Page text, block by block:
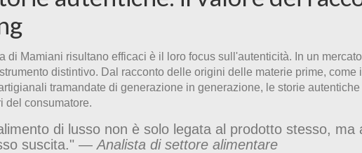
di Mamiani risultano efficaci è il loro focus sull'autenticità. In un
distintivo. Dal racconto delle origini delle materie prime, come i
tramandate di generazione in generazione, le storie autentiche
del consumatore.
di lusso non è solo legata al prodotto stesso, ma
suscita." — Analista di settore alimentare